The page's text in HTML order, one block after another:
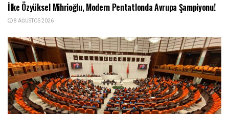
İlke Özyüksel Mihrioğlu, Modern Pentatlonda Avrupa Şampiyonu!
8 AĞUSTOS 2026